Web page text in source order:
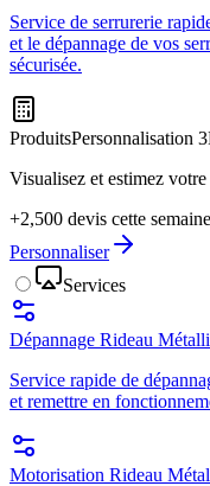
Service de serrurerie
et le dépannage de vos
sécurisée.
ProduitsPersonnalisation
Visualisez et estimez
+2,500 devis cette semaine
Personnaliser
Services
Dépannage Rideau
Service rapide de
et remettre en
Motorisation Rideau